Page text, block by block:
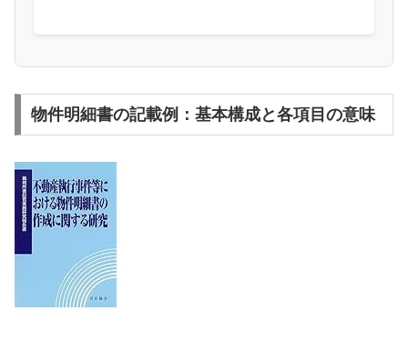
物件明細書の記載例：基本構成と各項目の意味